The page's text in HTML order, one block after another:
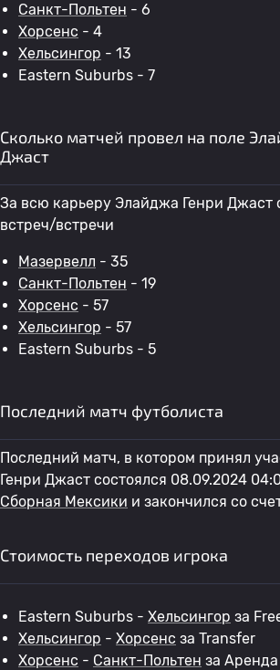
Санкт-Польтен - 6
Хорсенс - 4
Хельсингор - 13
Eastern Suburbs - 7
Сколько матчей провел на поле
Джаст
За всю карьеру Элайджа Генри Джаст
встреч/встречи
Мазервелл - 35
Санкт-Польтен - 19
Хорсенс - 57
Хельсингор - 57
Eastern Suburbs - 5
Последний матч футболиста
Последний матч, в котором принял
Генри Джаст состоялся 08.09.2024
Сборная Мексики и закончился со
Стоимость переходов игрока
Eastern Suburbs - Хельсингор за
Хельсингор - Хорсенс за Transfer
Хорсенс - Санкт-Польтен за Аренда